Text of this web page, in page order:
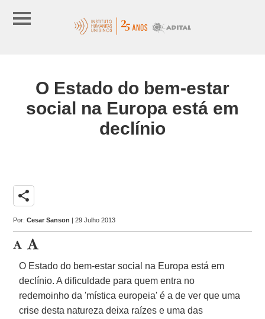
O Estado do bem-estar
social na Europa está em
declínio
share
Por:Cesar Sanson | 29 Julho 2013
O Estado do bem-estar social na Europa está em
declínio. A dificuldade para quem entra no
redemoinho da 'mística europeia' é a de ver que uma
crise desta natureza deixa raízes e uma das